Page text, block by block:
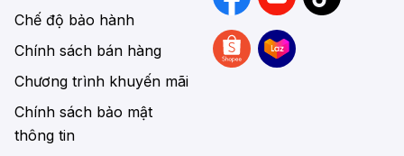
Chế độ bảo hành
Chính sách bán hàng
Chương trình khuyến mãi
Chính sách bảo mật
thông tin